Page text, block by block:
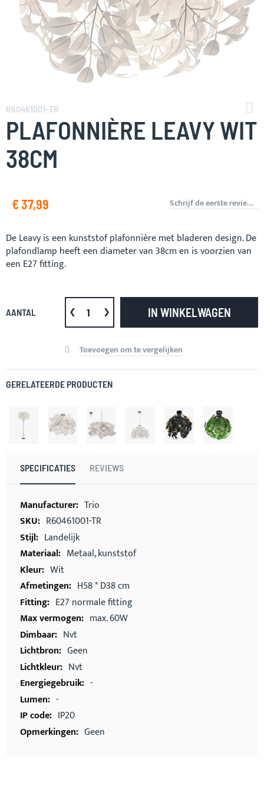
naar
het
begin
van
de
afbeeldingen-
R60461001-TR
PLAFONNIÈRE LEAVY WIT
38CM
€ 37,99 Schrijf de eerste review over dit product
De Leavy is een kunststof plafonnière met bladeren design. De
plafondlamp heeft een diameter van 38cm en is voorzien van
een E27 fitting.
AANTAL IN WINKELWAGEN
Toevoegen om te vergelijken
GERELATEERDE PRODUCTEN
SPECIFICATIES REVIEWS
Meer
informatie
Trio
R60461001-TR
Landelijk
Metaal, kunststof
Wit
H58 * D38 cm
E27 normale fitting
max. 60W
Nvt
Geen
Nvt
-
-
IP20
Geen